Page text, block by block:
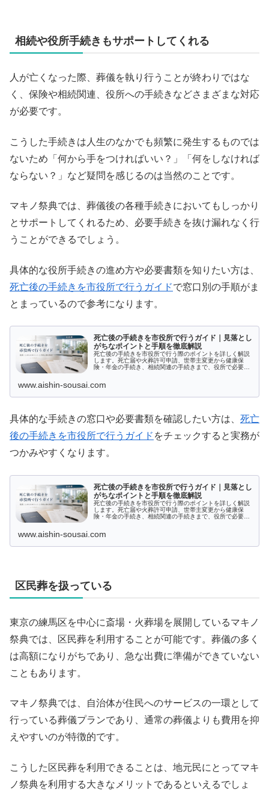
相続や役所手続きもサポートしてくれる
人が亡くなった際、葬儀を執り行うことが終わりではな
く、保険や相続関連、役所への手続きなどさまざまな対応
が必要です。
こうした手続きは人生のなかでも頻繁に発生するものでは
ないため「何から手をつければいい？」「何をしなければ
ならない？」など疑問を感じるのは当然のことです。
マキノ祭典では、葬儀後の各種手続きにおいてもしっかり
とサポートしてくれるため、必要手続きを抜け漏れなく行
うことができるでしょう。
具体的な役所手続きの進め方や必要書類を知りたい方は、
死亡後の手続きを市役所で行うガイドで窓口別の手順がま
とまっているので参考になります。
死亡後の手続きを市役所で行うガイド｜見落とし
がちなポイントと手順を徹底解説
死亡後の手続きを市役所で行う際のポイントを詳しく解説
します。死亡届や火葬許可申請、世帯主変更から健康保
険・年金の手続き、相続関連の手続きまで、役所で必要と
るためのガイドとしてぜひご活用ください。
www.aishin-sousai.com
具体的な手続きの窓口や必要書類を確認したい方は、 死亡
後の手続きを市役所で行うガイド をチェックすると実務が
つかみやすくなります。
死亡後の手続きを市役所で行うガイド｜見落とし
がちなポイントと手順を徹底解説
死亡後の手続きを市役所で行う際のポイントを詳しく解説
します。死亡届や火葬許可申請、世帯主変更から健康保
険・年金の手続き、相続関連の手続きまで、役所で必要と
るためのガイドとしてぜひご活用ください。
www.aishin-sousai.com
区民葬を扱っている
東京の練馬区を中心に斎場・火葬場を展開しているマキノ
祭典では、区民葬を利用することが可能です。葬儀の多く
は高額になりがちであり、急な出費に準備ができていない
こともあります。
マキノ祭典では、自治体が住民へのサービスの一環として
行っている葬儀プランであり、通常の葬儀よりも費用を抑
えやすいのが特徴的です。
こうした区民葬を利用できることは、地元民にとってマキ
ノ祭典を利用する大きなメリットであるといえるでしょ